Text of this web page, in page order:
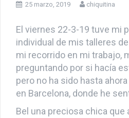
25 marzo, 2019 chiquitina
El viernes 22-3-19 tuve mi
individual de mis talleres
mi recorrido en mi trabajo,
preguntando por si hacía
pero no ha sido hasta
en Barcelona, donde he
Bel una preciosa chica